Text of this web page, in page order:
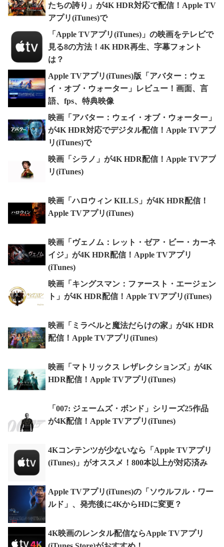
たちの誇り」が4K HDR対応で配信！Apple TV
アプリ(iTunes)で
「Apple TVアプリ(iTunes)」の映画をテレビで
見る8の方法！4K HDR再生、字幕フォント
は？
Apple TVアプリ(iTunes)版「アバター：ウェ
イ・オブ・ウォーター」レビュー！画面、言
語、fps、特典映像
映画「アバター：ウェイ・オブ・ウォーター」
が4K HDR対応でデジタル配信！Apple TVアプ
リ(iTunes)で
映画「シラノ」が4K HDR配信！Apple TVアプ
リ(iTunes)
映画「ハロウィン KILLS」が4K HDR配信！
Apple TVアプリ(iTunes)
映画「ヴェノム：レット・ゼア・ビー・カーネ
イジ」が4K HDR配信！Apple TVアプリ
(iTunes)
映画「キングスマン：ファースト・エージェン
ト」が4K HDR配信！Apple TVアプリ(iTunes)
映画「ミラベルと魔法だらけの家」が4K HDR
配信！Apple TVアプリ(iTunes)
映画「マトリックス レザレクションズ」が4K
HDR配信！Apple TVアプリ(iTunes)
「007: ジェームズ・ボンド」シリーズ25作品
が4K配信！Apple TVアプリ(iTunes)
4Kコンテンツが少ないなら「Apple TVアプリ
(iTunes)」がオススメ！800本以上が対応済み
Apple TVアプリ(iTunes)の「ソウルフル・ワー
ルド」、発売後に4KからHDに変更？
4K映画のレンタル配信ならApple TVアプリ